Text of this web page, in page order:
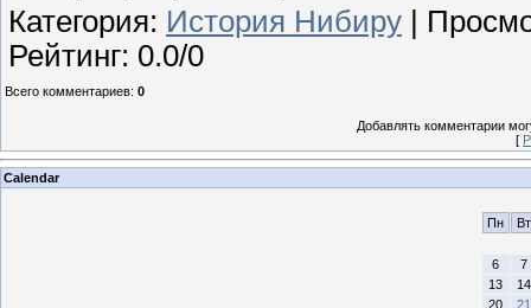
Категория: История Нибиру
Рейтинг: 0.0/0
Всего комментариев: 0
Добавлять комментарии
[
Calendar
Пн Вт
6
7
13
14
20
21